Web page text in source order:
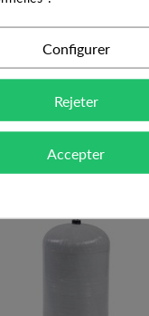
PANIER VOIR
Expédié sous 48-72h
Configurer
Rejeter
Accepter